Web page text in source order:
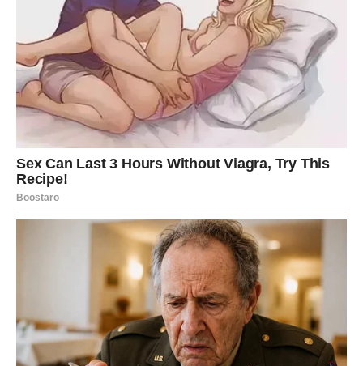
unutrašnji proces. Sve ono što ste potiskivali sada izlazi
na površinu – emocije, sećanja, pa čak i stari strahovi.
Ovo nije slabost, već znak da dolazi do dubokog čišćenja.
Moguće je da ćete se iznenaditi sopstvenim reakcijama,
ali upravo kroz te trenutke dolazi do transformacije. Srce
koje je možda bilo zatvoreno počinje da se otvara, ali
sada sa mnogo više opreza i mudrosti.
FINANSIJSKE I ŽIVOTNE
ODLUKE POD UTICAJEM
SUDBINE
Ovaj period donosi i određene promene u praktičnom
smislu. Moguće su odluke koje se tiču posla, novca ili